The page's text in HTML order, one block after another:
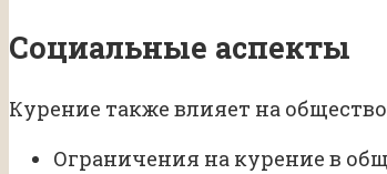
Социальные аспекты
Курение также влияет на
Ограничения на курение в